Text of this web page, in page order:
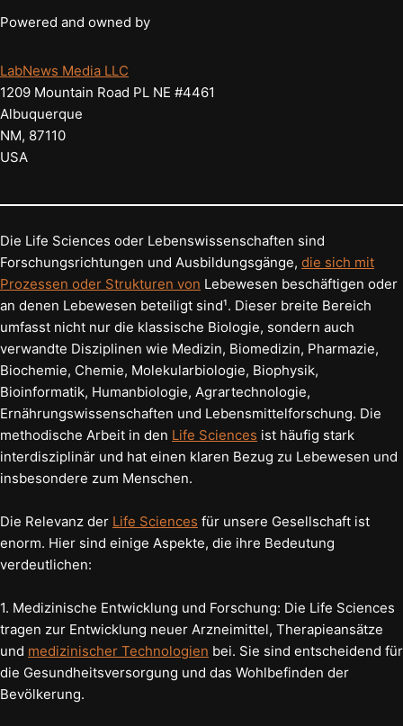
Powered and owned by
LabNews Media LLC
1209 Mountain Road PL NE #4461
Albuquerque
NM, 87110
USA
Die Life Sciences oder Lebenswissenschaften sind
Forschungsrichtungen und Ausbildungsgänge, die sich mit
Prozessen oder Strukturen von Lebewesen beschäftigen oder
an denen Lebewesen beteiligt sind¹. Dieser breite Bereich
umfasst nicht nur die klassische Biologie, sondern auch
verwandte Disziplinen wie Medizin, Biomedizin, Pharmazie,
Biochemie, Chemie, Molekularbiologie, Biophysik,
Bioinformatik, Humanbiologie, Agrartechnologie,
Ernährungswissenschaften und Lebensmittelforschung. Die
methodische Arbeit in den Life Sciences ist häufig stark
interdisziplinär und hat einen klaren Bezug zu Lebewesen und
insbesondere zum Menschen.
Die Relevanz der Life Sciences für unsere Gesellschaft ist
enorm. Hier sind einige Aspekte, die ihre Bedeutung
verdeutlichen:
1. Medizinische Entwicklung und Forschung: Die Life Sciences
tragen zur Entwicklung neuer Arzneimittel, Therapieansätze
und medizinischer Technologien bei. Sie sind entscheidend für
die Gesundheitsversorgung und das Wohlbefinden der
Bevölkerung.